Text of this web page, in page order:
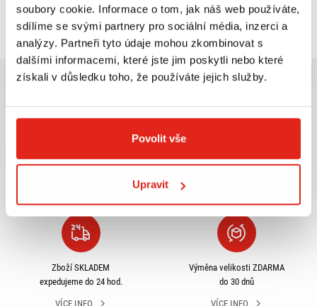
soubory cookie. Informace o tom, jak náš web používáte,
sdílíme se svými partnery pro sociální média, inzerci a
analýzy. Partneři tyto údaje mohou zkombinovat s
dalšími informacemi, které jste jim poskytli nebo které
získali v důsledku toho, že používáte jejich služby.
Povolit vše
Upravit
Prohlédli jste si2z2 produktů
odběru
rámci ČR
Zboží SKLADEM
expedujeme do 24 hod.
VÍCE INFO
Výměna velikosti ZDARMA
do 30 dnů
VÍCE INFO